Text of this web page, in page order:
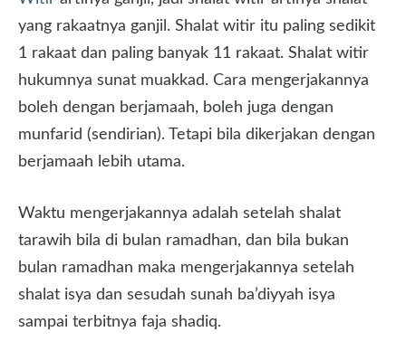
yang rakaatnya ganjil. Shalat witir itu paling sedikit
1 rakaat dan paling banyak 11 rakaat. Shalat witir
hukumnya sunat muakkad. Cara mengerjakannya
boleh dengan berjamaah, boleh juga dengan
munfarid (sendirian). Tetapi bila dikerjakan dengan
berjamaah lebih utama.
Waktu mengerjakannya adalah setelah shalat
tarawih bila di bulan ramadhan, dan bila bukan
bulan ramadhan maka mengerjakannya setelah
shalat isya dan sesudah sunah ba’diyyah isya
sampai terbitnya faja shadiq.